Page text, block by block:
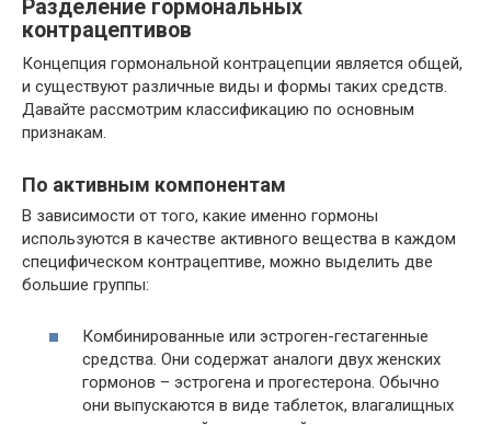
Разделение гормональных
контрацептивов
Концепция гормональной контрацепции является общей,
и существуют различные виды и формы таких средств.
Давайте рассмотрим классификацию по основным
признакам.
По активным компонентам
В зависимости от того, какие именно гормоны
используются в качестве активного вещества в каждом
специфическом контрацептиве, можно выделить две
большие группы:
Комбинированные или эстроген-гестагенные
средства. Они содержат аналоги двух женских
гормонов – эстрогена и прогестерона. Обычно
они выпускаются в виде таблеток, влагалищных